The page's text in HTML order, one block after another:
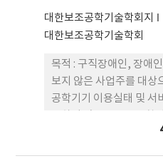
일 수 있는 큰 역할을 할
대한보조공학기술학회지
대한보조공학기술학회
목적 : 구직장애인, 장애
보지 않은 사업주를 대상
공학기기 이용실태 및 서